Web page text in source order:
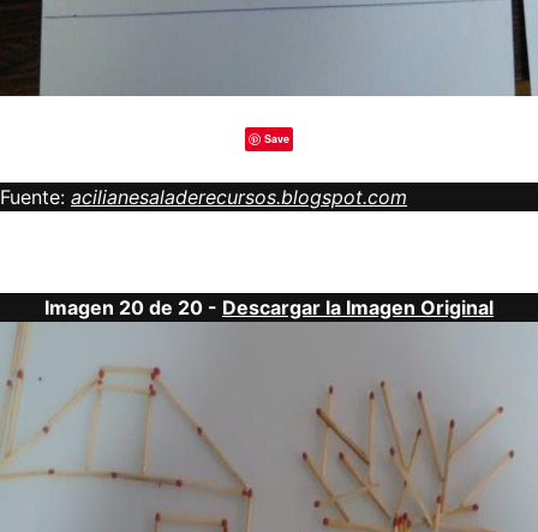
Save
Fuente: acilianesaladerecursos.blogspot.com
Imagen 20 de 20 - Descargar la Imagen Original